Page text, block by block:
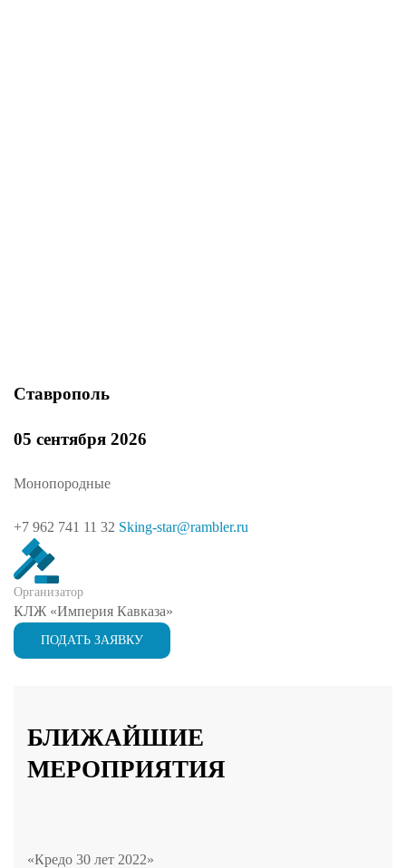
Ставрополь
05 сентября 2026
Монопородные
+7 962 741 11 32 Sking-star@rambler.ru
Организатор
КЛЖ «Империя Кавказа»
ПОДАТЬ ЗАЯВКУ
БЛИЖАЙШИЕ
МЕРОПРИЯТИЯ
«Кредо 30 лет 2022»